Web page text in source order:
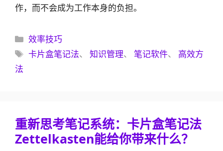
作，而不会成为工作本身的负担。
分
类
效率技巧
标
卡片盒笔记法、知识管理、笔记软件、 高效方
法
重新思考笔记系统：卡片盒笔记法
Zettelkasten能给你带来什么？